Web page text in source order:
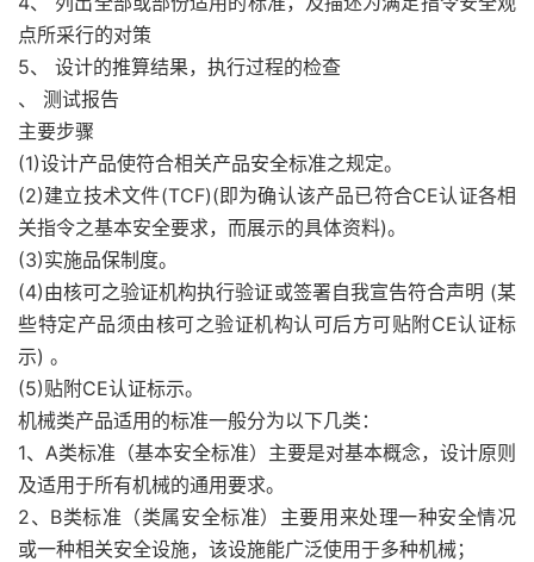
点所采行的对策
5、 设计的推算结果，执行过程的检查
、 测试报告
主要步骤
(1)设计产品使符合相关产品安全标准之规定。
(2)建立技术文件(TCF)(即为确认该产品已符合CE认证各相
关指令之基本安全要求，而展示的具体资料)。
(3)实施品保制度。
(4)由核可之验证机构执行验证或签署自我宣告符合声明 (某
些特定产品须由核可之验证机构认可后方可贴附CE认证标
示) 。
(5)贴附CE认证标示。
机械类产品适用的标准一般分为以下几类：
1、A类标准（基本安全标准）主要是对基本概念，设计原则
及适用于所有机械的通用要求。
2、B类标准（类属安全标准）主要用来处理一种安全情况
或一种相关安全设施，该设施能广泛使用于多种机械；